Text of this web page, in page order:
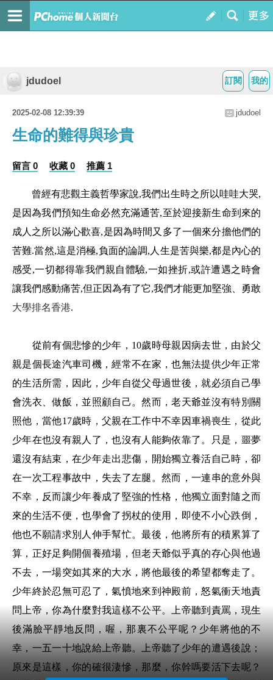
我的
訂閱
jdudoel
2025-02-08 12:39:39 jdudoel
生命的難得與珍貴
留言 0 收藏 0 推薦 1
曾經有悲觀主義哲學家說,我們出生時之所以哇哇大哭,
是因為我們預知生命必然充滿通苦,至於迎接新生命到來的
成人之所以滿心歡喜,是因為時間又多了一個來分擔他們的
苦難.當然,這是消極,負面的論調,人生是苦與樂,都是內心的
感受,一切都得靠我們親自體驗,一如挫折,或許遭遇之時會
讓我們感動痛苦,但正因為有了它,我們才能更加堅強、勇敢
大學排名香港.
從前有個悲慘的少年，10歲時母親因病去世，由於父
親是個長途汽車司機，經常不在家，也無法提供少年正常
的生活所需，因此，少年自從父母過世後，就必須自己學
會洗衣、做飯，並照顧自己。然而，老天爺並沒有特別關
照他，當他17歲時，父親在工作中不幸因車禍喪生，從此
少年在也沒有親人了，也沒有人能夠依靠了。只是，噩夢
還沒有結束，在少年走出悲傷，開始獨立養活自己時，卻
在一次工程事故中，失去了左腿。然而，一連串的意外與
不幸，反而讓少年養成了堅強的性格，他獨立面對隨之而
來的生活不便，也學會了拐杖的使用，即使不小心跌倒，
他也不願請求別人伸手幫忙。最後，他將所有的積累算了
算，正好足夠開個養殖場，但老天爺似乎真的存心與他過
不去，一場突如其來的大水，將他最後的希望都奪走了。
少年終於忍無可忍了，氣憤地來到神殿前，怒氣衝天地責
問上帝，你為什麼對我這樣不公平。上帝聽到責罵，現生
後滿臉平靜地反問，喔，那裏不公平呢？少年將他的不
幸，一五一十地說給上帝聽。上帝聽了少年的遭遇後說；
原來是這樣，你的確很淒慘，那麼，你幹嗎要活下去呢？